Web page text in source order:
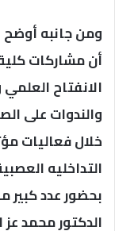
ومن جانبه أوضح
أن مشاركات
الانفتاح
والندوات على
خلال فعاليات
التداخليه
بحضور عدد كبير
الدكتور محمد